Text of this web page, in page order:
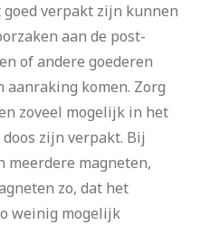
verpakt zijn kunnen
aan de post-
of andere goederen
aanraking komen. Zorg
zoveel mogelijk in het
zijn verpakt. Bij
meerdere magneten,
zo, dat het
weinig mogelijk